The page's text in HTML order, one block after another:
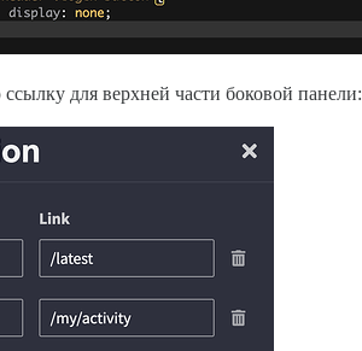
ссылку для верхней части боковой панели: